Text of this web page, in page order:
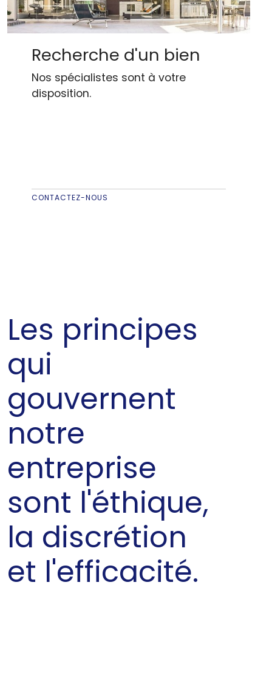
Recherche d'un bien
Nos spécialistes sont à votre
disposition.
CONTACTEZ-NOUS
Les principes
qui
gouvernent
notre
entreprise
sont l'éthique,
la discrétion
et l'efficacité.